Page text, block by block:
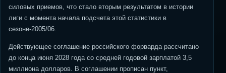
силовых приемов, что стало вторым результатом в истории
лиги с момента начала подсчета этой статистики в
сезоне-2005/06.
Действующее соглашение российского форварда рассчитано
до конца июня 2028 года со средней годовой зарплатой 3,5
миллиона долларов. В соглашении прописан пункт,